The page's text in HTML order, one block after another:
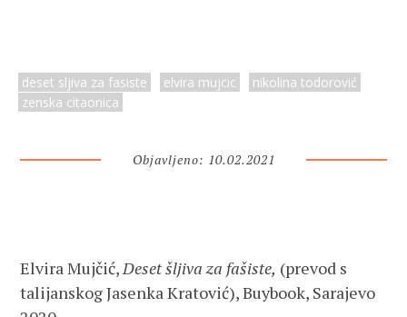
deset sljiva za fasiste elvira mujcic
nikolina todorović
zenska citaonica
Objavljeno: 10.02.2021
Elvira Mujčić,Deset šljiva za fašiste, (prevod s
talijanskog Jasenka Kratović), Buybook, Sarajevo